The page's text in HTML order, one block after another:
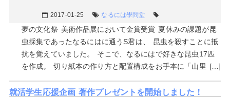
2017-01-25 なるには學問堂
夢の文化祭 美術作品展において金賞受賞 夏休みの課題が昆
虫採集であったなるにはに通うS君は、 昆虫を殺すことに抵
抗を覚えていました。 そこで、なるにはで好きな昆虫17匹
を作成。 切り紙本の作り方と配置構成をお手本に「山里 […]
就活学生応援企画 著作プレゼントを開始しました！